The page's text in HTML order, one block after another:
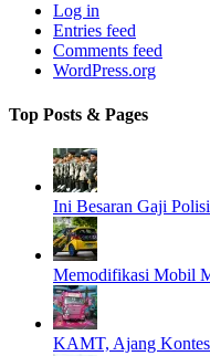
Log in
Entries feed
Comments feed
WordPress.org
Top Posts & Pages
Ini Besaran Gaji
Memodifikasi Mobil
KAMT, Ajang Kontes